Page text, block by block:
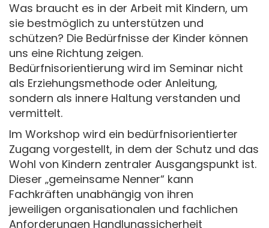
Was braucht es in der Arbeit mit Kindern, um
sie bestmöglich zu unterstützen und
schützen? Die Bedürfnisse der Kinder können
uns eine Richtung zeigen.
Bedürfnisorientierung wird im Seminar nicht
als Erziehungsmethode oder Anleitung,
sondern als innere Haltung verstanden und
vermittelt.
Im Workshop wird ein bedürfnisorientierter
Zugang vorgestellt, in dem der Schutz und das
Wohl von Kindern zentraler Ausgangspunkt ist.
Dieser „gemeinsame Nenner“ kann
Fachkräften unabhängig von ihren
jeweiligen organisationalen und fachlichen
Anforderungen Handlungssicherheit